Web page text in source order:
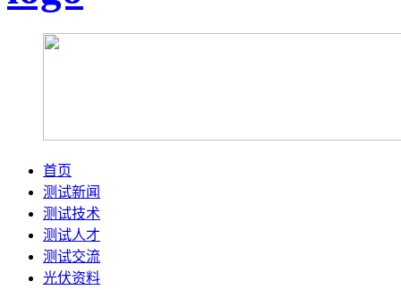
首页
测试新闻
测试技术
测试人才
测试交流
光伏资料